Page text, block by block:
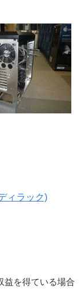
ィラック)
益を得ている場合